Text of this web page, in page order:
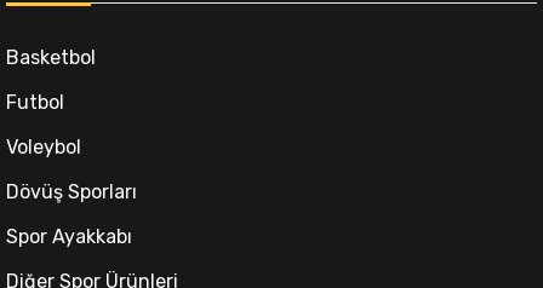
Basketbol
Futbol
Voleybol
Dövüş Sporları
Spor Ayakkabı
Diğer Spor Ürünleri